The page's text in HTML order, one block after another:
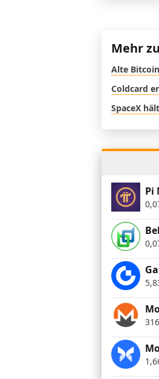
Mehr
Alte
Coldcard
SpaceX
Pi